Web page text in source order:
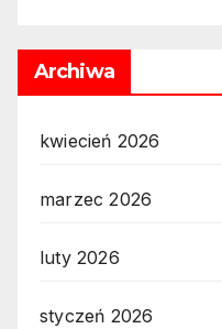
Archiwa
kwiecień 2026
marzec 2026
luty 2026
styczeń 2026